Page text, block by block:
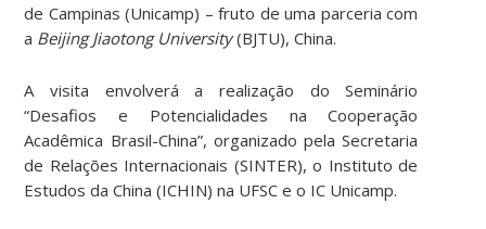
de Campinas (Unicamp) – fruto de uma parceria com
a Beijing Jiaotong University(BJTU), China.
A visita envolverá a realização do Seminário
“Desafios e Potencialidades na Cooperação
Acadêmica Brasil-China”, organizado pela Secretaria
de Relações Internacionais (SINTER), o Instituto de
Estudos da China (ICHIN) na UFSC e o IC Unicamp.